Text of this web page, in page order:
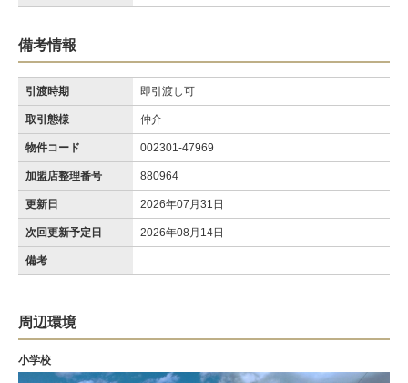
備考情報
引渡時期 即引渡し可
取引態様 仲介
物件コード 002301-47969
加盟店整理番号 880964
更新日 2026年07月31日
次回更新予定日 2026年08月14日
備考
周辺環境
小学校